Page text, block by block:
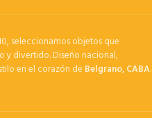
seleccionamos objetos que
y divertido. Diseño nacional,
en el corazón de Belgrano, CABA.